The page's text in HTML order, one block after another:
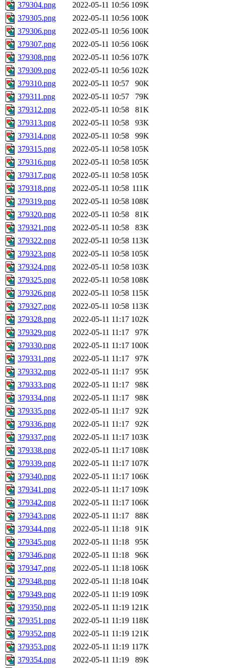
379304.png
2022-05-11 10:56 109K
379305.png
2022-05-11 10:56 100K
379306.png
2022-05-11 10:56 100K
379307.png
2022-05-11 10:56 106K
379308.png
2022-05-11 10:56 107K
379309.png
2022-05-11 10:56 102K
379310.png
2022-05-11 10:57
90K
379311.png
2022-05-11 10:57
79K
379312.png
2022-05-11 10:58
81K
379313.png
2022-05-11 10:58
93K
379314.png
2022-05-11 10:58
99K
379315.png
2022-05-11 10:58 105K
379316.png
2022-05-11 10:58 105K
379317.png
2022-05-11 10:58 105K
379318.png
2022-05-11 10:58 111K
379319.png
2022-05-11 10:58 108K
379320.png
2022-05-11 10:58
81K
379321.png
2022-05-11 10:58
83K
379322.png
2022-05-11 10:58 113K
379323.png
2022-05-11 10:58 105K
379324.png
2022-05-11 10:58 103K
379325.png
2022-05-11 10:58 108K
379326.png
2022-05-11 10:58 115K
379327.png
2022-05-11 10:58 113K
379328.png
2022-05-11 11:17 102K
379329.png
2022-05-11 11:17
97K
379330.png
2022-05-11 11:17 100K
379331.png
2022-05-11 11:17
97K
379332.png
2022-05-11 11:17
95K
379333.png
2022-05-11 11:17
98K
379334.png
2022-05-11 11:17
98K
379335.png
2022-05-11 11:17
92K
379336.png
2022-05-11 11:17
92K
379337.png
2022-05-11 11:17 103K
379338.png
2022-05-11 11:17 108K
379339.png
2022-05-11 11:17 107K
379340.png
2022-05-11 11:17 106K
379341.png
2022-05-11 11:17 109K
379342.png
2022-05-11 11:17 106K
379343.png
2022-05-11 11:17
88K
379344.png
2022-05-11 11:18
91K
379345.png
2022-05-11 11:18
95K
379346.png
2022-05-11 11:18
96K
379347.png
2022-05-11 11:18 106K
379348.png
2022-05-11 11:18 104K
379349.png
2022-05-11 11:19 109K
379350.png
2022-05-11 11:19 121K
379351.png
2022-05-11 11:19 118K
379352.png
2022-05-11 11:19 121K
379353.png
2022-05-11 11:19 117K
379354.png
2022-05-11 11:19 89K